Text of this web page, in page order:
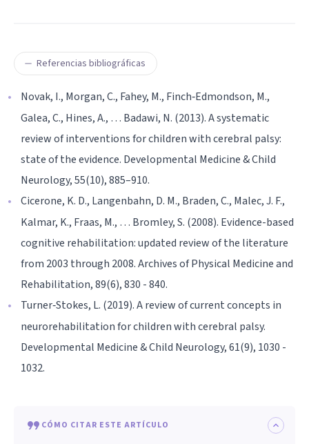
Referencias bibliográficas
Novak, I., Morgan, C., Fahey, M., Finch‐Edmondson, M.,
Galea, C., Hines, A., … Badawi, N. (2013). A systematic
review of interventions for children with cerebral palsy:
state of the evidence. Developmental Medicine & Child
Neurology, 55(10), 885–910.
Cicerone, K. D., Langenbahn, D. M., Braden, C., Malec, J. F.,
Kalmar, K., Fraas, M., … Bromley, S. (2008). Evidence-based
cognitive rehabilitation: updated review of the literature
from 2003 through 2008. Archives of Physical Medicine and
Rehabilitation, 89(6), 830 - 840.
Turner‐Stokes, L. (2019). A review of current concepts in
neurorehabilitation for children with cerebral palsy.
Developmental Medicine & Child Neurology, 61(9), 1030 -
1032.
CÓMO CITAR ESTE ARTÍCULO